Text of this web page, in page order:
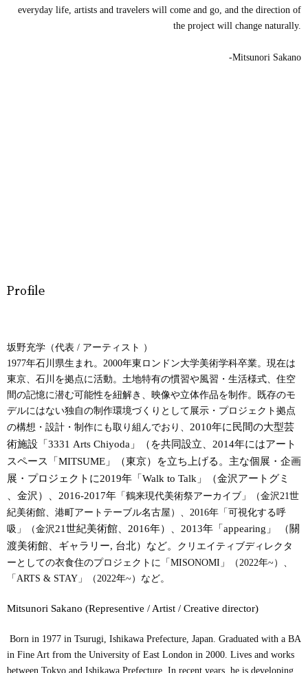
everyday life, artists and travelers will come and go, and the direction of
the project will change naturally.
-Mitsunori Sakano
Profile
坂野充学（代表 / アーティスト ）
1977年石川県生まれ。2000年東ロンドン大学美術学科卒業。現在は
東京、石川を拠点に活動。 土地特有の慣習や風習・生活様式、住空
間の記憶に潜む可能性を紐解き、映像や立体作品を制作。既存のモ
デルにはない独自の制作環境づくりとして展示・プロジェクト拠点
の構想・設計・制作にも取り組んでおり、 2010年に民間の大型芸
術施設「3331 Arts Chiyoda」（を共同設立、2014年にはアート
スペース「MITSUME」（東京）を立ち上げる。主な個展・企画
展・プロジェクトに2019年「Walk to Talk」（金沢アートグミ
、金沢）、2016-2017年 「鶴来現代美術祭アーカイブ」（金沢21世
紀美術館、港町アートテーブル名古屋）、2016年「可視化する呼
吸」（金沢21世紀美術館、 2016年）、 2013年「appearing」 （關
渡美術館、ギャラリー, 台北）など。 クリエイティブディレクタ
ーとしての衣食住のプロジェクトに「MISONOMI」（2022年~）、
「ARTS & STAY」（2022年~）など。
Mitsunori Sakano (Representive / Artist / Creative director)
Born in 1977 in Tsurugi, Ishikawa Prefecture, Japan. Graduated with a BA
in Fine Art from the University of East London in 2000. Lives and works
between Tokyo and Ishikawa Prefecture. In recent years, he is developing